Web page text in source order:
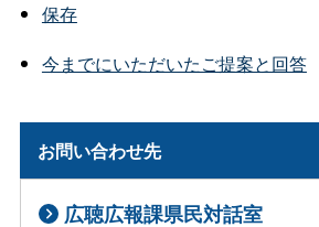
保存
今までにいただいたご提案と回答
お問い合わせ先
広聴広報課県民対話室